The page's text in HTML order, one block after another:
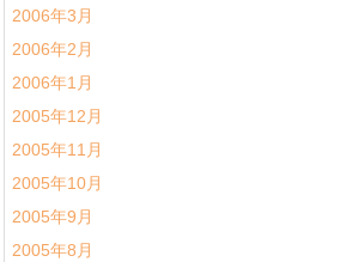
2006年3月
2006年2月
2006年1月
2005年12月
2005年11月
2005年10月
2005年9月
2005年8月